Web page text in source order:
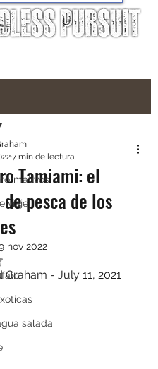
viaje
salada
Tamiami: el
pesca de los
7 min de lectura
nov 2022
NaN de 5 estrellas.
Graham - July 11, 2021